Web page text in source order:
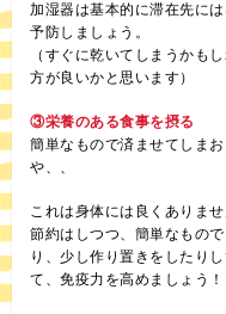
加湿器は基本的に滞在先に
予防しましょう。
（すぐに乾いてしまうかも
方が良いかと思います）
③栄養のある食事を摂る
簡単なもので済ませてしま
や、、
これは身体には良くありま
節約はしつつ、簡単なもの
り、少し作り置きをしたり
て、免疫力を高めましょう！